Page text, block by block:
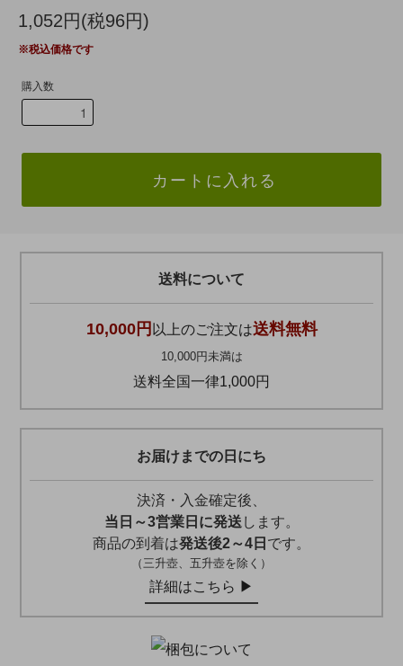
1,052円(税96円)
※税込価格です
購入数
カートに入れる
送料について
10,000円 以上のご注文は送料無料
10,000円未満は
送料全国一律1,000円
お届けまでの日にち
決済・入金確定後、
当日～3営業日に発送 します。
商品の到着は発送後2～4日 です。
（三升壺、五升壺を除く）
詳細はこちら ▶︎